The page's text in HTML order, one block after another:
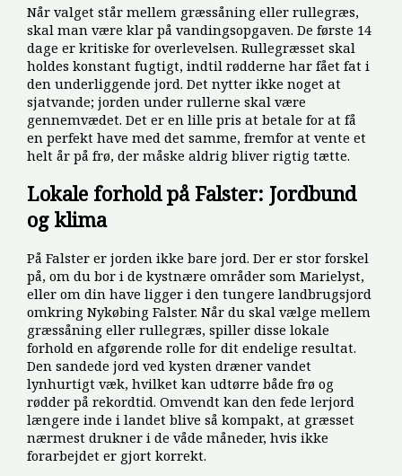
Når valget står mellem græssåning eller rullegræs,
skal man være klar på vandingsopgaven. De første 14
dage er kritiske for overlevelsen. Rullegræsset skal
holdes konstant fugtigt, indtil rødderne har fået fat i
den underliggende jord. Det nytter ikke noget at
sjatvande; jorden under rullerne skal være
gennemvædet. Det er en lille pris at betale for at få
en perfekt have med det samme, fremfor at vente et
helt år på frø, der måske aldrig bliver rigtig tætte.
Lokale forhold på Falster: Jordbund
og klima
På Falster er jorden ikke bare jord. Der er stor forskel
på, om du bor i de kystnære områder som Marielyst,
eller om din have ligger i den tungere landbrugsjord
omkring Nykøbing Falster. Når du skal vælge mellem
græssåning eller rullegræs, spiller disse lokale
forhold en afgørende rolle for dit endelige resultat.
Den sandede jord ved kysten dræner vandet
lynhurtigt væk, hvilket kan udtørre både frø og
rødder på rekordtid. Omvendt kan den fede lerjord
længere inde i landet blive så kompakt, at græsset
nærmest drukner i de våde måneder, hvis ikke
forarbejdet er gjort korrekt.